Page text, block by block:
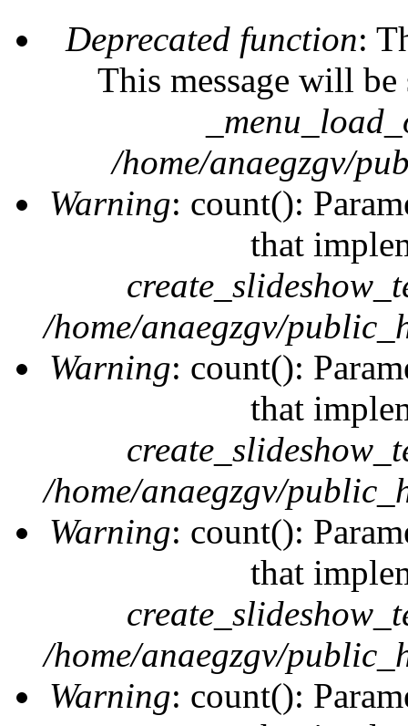
Deprecated function:
This message will
/home/anaegzgv/
Warning: count():
that
/home/anaegzgv/
Warning: count():
that
/home/anaegzgv/
Warning: count():
that
/home/anaegzgv/
Warning: count():